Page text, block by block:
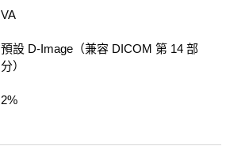
VA
預設 D-Image（兼容 DICOM 第 14 部
分）
2%